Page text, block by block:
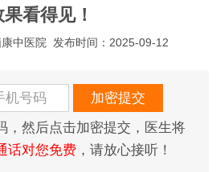
看得见！
中医院 发布时间：2025-09-12
，然后点击加密提交，医生将
话对您免费，请放心接听！